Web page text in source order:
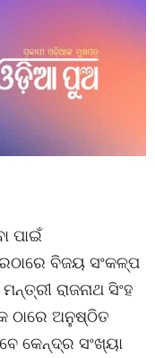
ପାଇଁ
ବିଜୟ ସଂକଳ୍ପ
ରାଜନାଥ ସିଂହ
ଠାରେ ଅନୁଷ୍ଠିତ
କେନ୍ଦ୍ର ସଂଖ୍ୟା